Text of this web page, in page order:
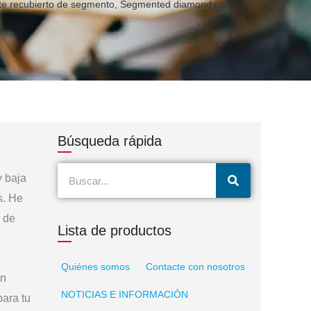
recubierto de segmento Segmented diamond cutting
baja
He
de
tu
Búsqueda rápida
Lista de productos
Quiénes somos Contacte con nosotros
NOTICIAS E INFORMACIÓN